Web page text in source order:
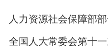
人力资源社会保障部
全国人大常委会第十